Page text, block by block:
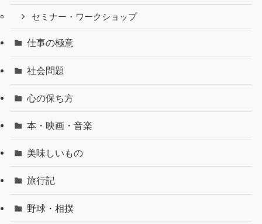
セミナー・ワークショップ
仕事の極意
社会問題
心の保ち方
本・映画・音楽
美味しいもの
旅行記
野球・相撲